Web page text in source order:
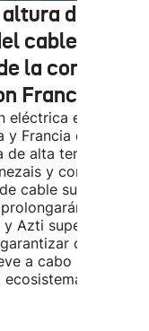
de
cable
la conexión
Francia
eléctrica entre el
Francia está más
alta tensión unirá
y contará con
cable submarino.
hasta
Azti supervisará la
que la
a cabo
marino.